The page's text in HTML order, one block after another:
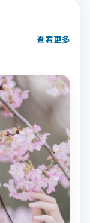
查看更多